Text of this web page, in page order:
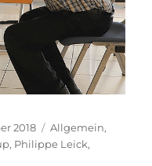
2018 Kategorien
Allgemein,
, Philippe Leick,